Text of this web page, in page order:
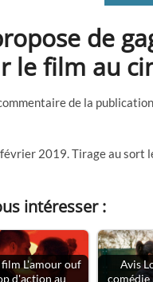
de
le film au
de la
2019. Tirage au sort
intéresser :
film L'amour ouf
d'action au
Avis